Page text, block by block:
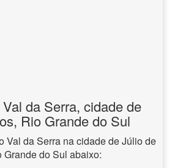
da Serra, cidade de
Rio Grande do Sul
Val da Serra na cidade de Júlio de
do Sul abaixo: